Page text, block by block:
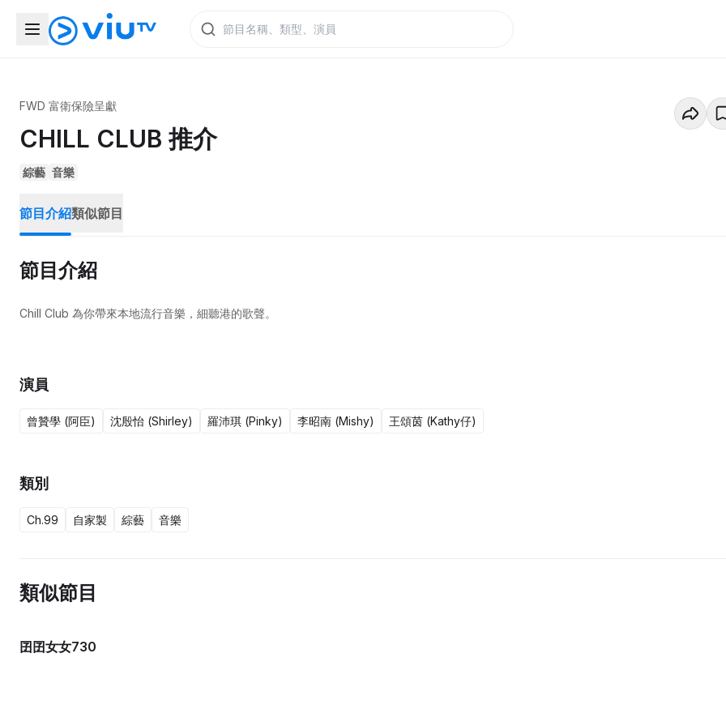
FWD 富衛保險呈獻
CHILL CLUB 推介
綜藝 音樂
節目介紹類似節目
節目介紹
Chill Club 為你帶來本地流行音樂，細聽港的歌聲。
演員
曾贊學 (阿臣) 沈殷怡 (Shirley) 羅沛琪 (Pinky) 李昭南 (Mishy) 王頌茵 (Kathy仔)
類別
Ch.99 自家製 綜藝 音樂
類似節目
囝囝女女730